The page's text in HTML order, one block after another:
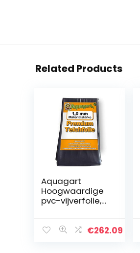
Related Products
Aquagart
Hoogwaardige
pvc-vijverfolie,
planten, uv- en
€262.09